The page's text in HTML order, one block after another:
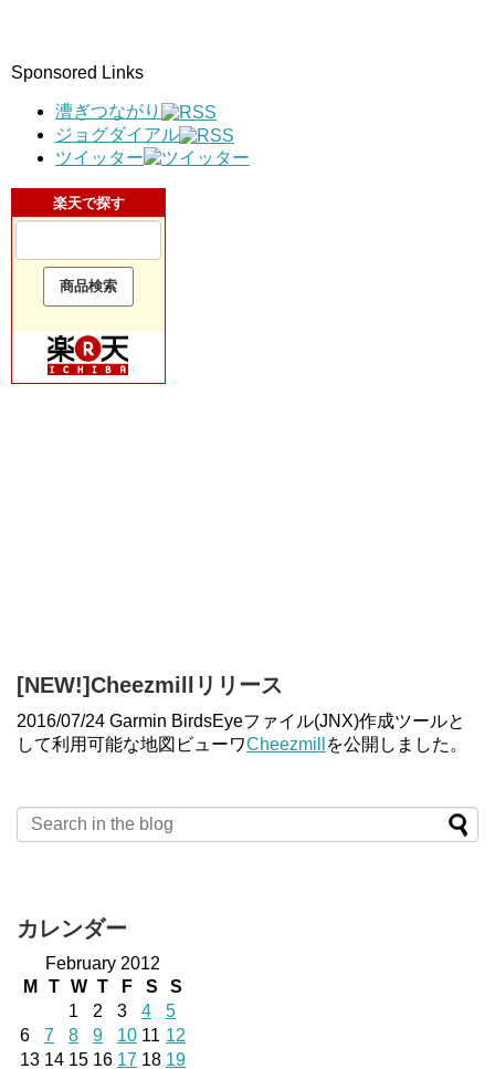
Sponsored Links
漕ぎつながり
ジョグダイアル
ツイッター
楽天で探す
[NEW!]Cheezmillリリース
2016/07/24 Garmin BirdsEyeファイル(JNX)作成ツールと
して利用可能な地図ビューワCheezmill を公開しました。
カレンダー
February 2012
M
T W T F S
S
1
2 3 4
5
6
7 8 9 10 11 12
13 14 15 16 17 18 19